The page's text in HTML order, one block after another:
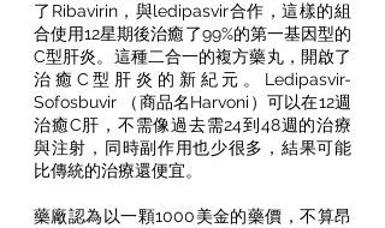
了Ribavirin，與ledipasvir合作，這樣的組
合使用12星期後治癒了99%的第一基因型的
C型肝炎。這種二合一的複方藥丸，開啟了
治癒C型肝炎的新紀元。Ledipasvir-
Sofosbuvir （商品名Harvoni）可以在12週
治癒C肝，不需像過去需24到48週的治療
與注射，同時副作用也少很多，結果可能
比傳統的治療還便宜。
藥廠認為以一顆1000美金的藥價，不算昂